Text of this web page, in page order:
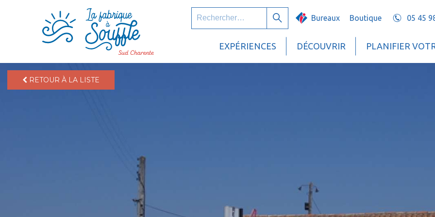
EXPÉRIENCES DÉCOUVRIR PLANIFIER
RechercherBureaux Boutique 05 45
RETOUR À LA LISTE